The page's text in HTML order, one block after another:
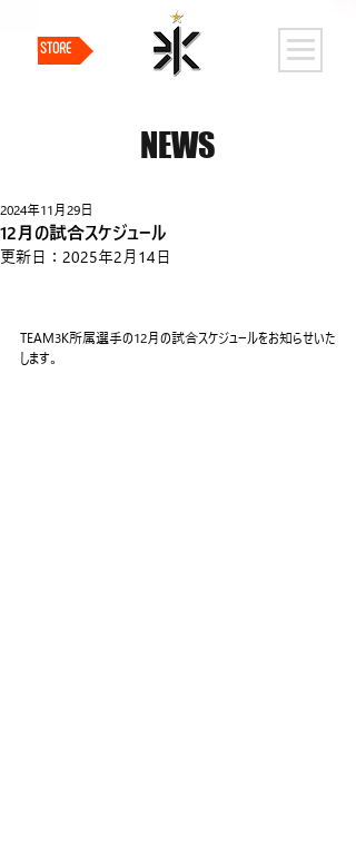
STORE
NEWS
12月の試合スケジュール
2024年11月29日
更新日： 2025年2月14日
TEAM3K所属選手の12月の試合スケジュールをお知らせいた
します。